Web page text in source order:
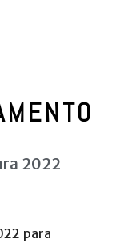
2022
para